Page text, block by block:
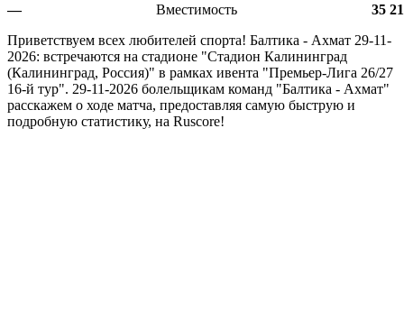
—
Вместимость
35
Приветствуем всех любителей спорта! Балтика - Ахмат 29-11-
2026: встречаются на стадионе "Стадион Калининград
(Калининград, Россия)" в рамках ивента "Премьер-Лига 26/27
16-й тур". 29-11-2026 болельщикам команд "Балтика - Ахмат"
расскажем о ходе матча, предоставляя самую быструю и
подробную статистику, на Ruscore!